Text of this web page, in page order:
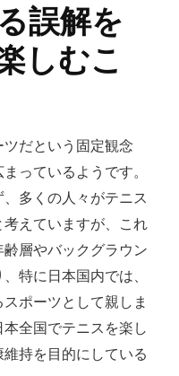
誤解を
しむこ
だという固定観念
っているようです。
多くの人々がテニス
えていますが、これ
層やバックグラウン
特に日本国内では、
ポーツとして親しま
全国でテニスを楽し
持を目的にしている